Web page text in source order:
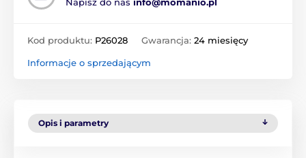
Kod produktu: P26028 Gwarancja: 24 miesięcy
Informacje o sprzedającym
Opis i parametry